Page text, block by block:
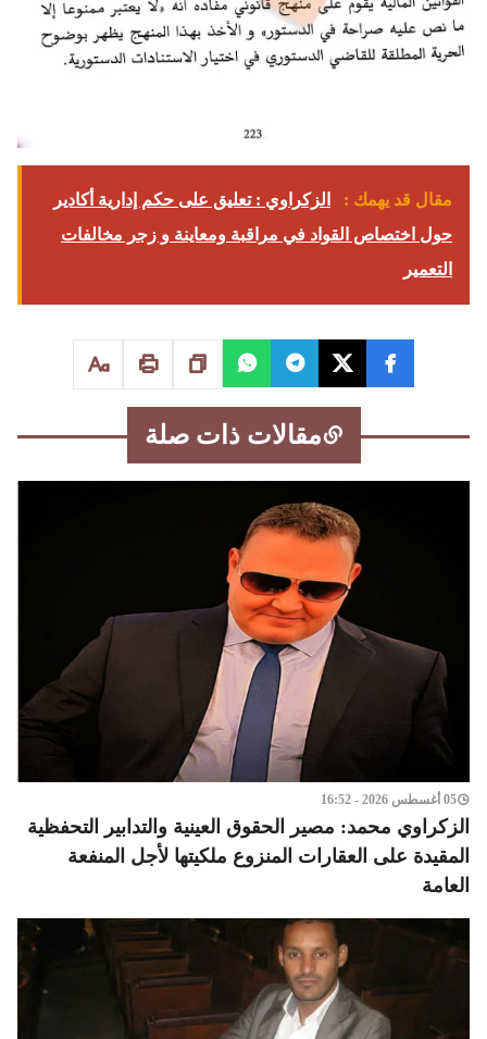
مقال قد يهمك :
الزكراوي : تعليق على حكم إدارية أكادير
حول اختصاص القواد في مراقبة ومعاينة و زجر مخالفات
التعمير
مقالات ذات صلة
05 أغسطس 2026 - 16:52
الزكراوي محمد: مصير الحقوق العينية والتدابير التحفظية
المقيدة على العقارات المنزوع ملكيتها لأجل المنفعة
العامة